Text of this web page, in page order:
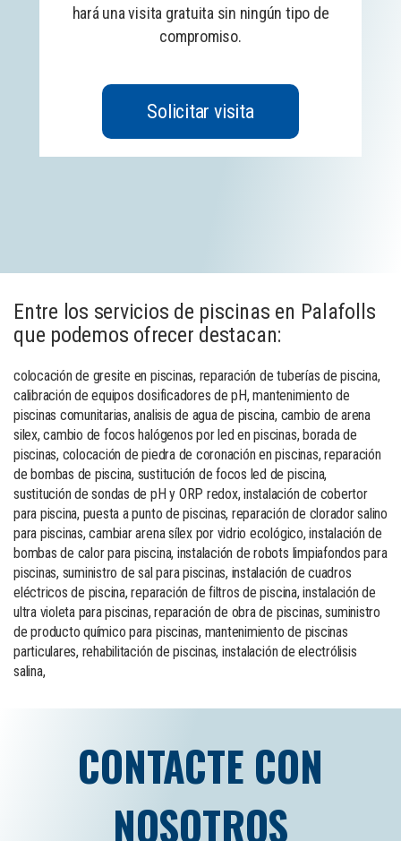
hará una visita gratuita sin ningún tipo de
compromiso.
Solicitar visita
Entre los servicios de piscinas en Palafolls
que podemos ofrecer destacan:
colocación de gresite en piscinas, reparación de tuberías de piscina,
calibración de equipos dosificadores de pH, mantenimiento de
piscinas comunitarias, analisis de agua de piscina, cambio de arena
silex, cambio de focos halógenos por led en piscinas, borada de
piscinas, colocación de piedra de coronación en piscinas, reparación
de bombas de piscina, sustitución de focos led de piscina,
sustitución de sondas de pH y ORP redox, instalación de cobertor
para piscina, puesta a punto de piscinas, reparación de clorador salino
para piscinas, cambiar arena sílex por vidrio ecológico, instalación de
bombas de calor para piscina, instalación de robots limpiafondos para
piscinas, suministro de sal para piscinas, instalación de cuadros
eléctricos de piscina, reparación de filtros de piscina, instalación de
ultra violeta para piscinas, reparación de obra de piscinas, suministro
de producto químico para piscinas, mantenimiento de piscinas
particulares, rehabilitación de piscinas, instalación de electrólisis
salina,
CONTACTE CON
NOSOTROS